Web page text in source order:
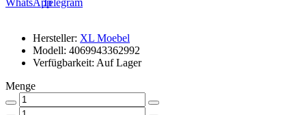
Hersteller: XL Moebel
Modell: 4069943362992
Verfügbarkeit: Auf Lager
Menge